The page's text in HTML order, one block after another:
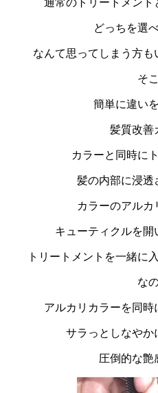
どっちを選
なんて思ってしまう方
そ
簡単に違い
髪質改善
カラーと同時に
髪の内部に浸透
カラーのアルカ
キューティクルを開
トリートメントを一緒に
な
アルカリカラーを同
サラっとしなやか
圧倒的な艶